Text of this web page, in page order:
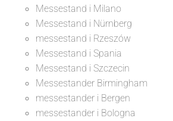
Messestand i Milano
Messestand i Nürnberg
messestand i Rzeszów
Messestand i Spania
Messestand i Szczecin
Messestander Birmingham
messestander i Bergen
messestander i Bologna